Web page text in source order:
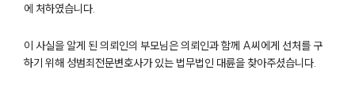
에 처하였습니다.
이 사실을 알게 된 의뢰인의 부모님은 의뢰인과 함께 A씨에게 선처를 구
하기 위해 성범죄전문변호사가 있는 법무법인 대륜을 찾아주셨습니다.